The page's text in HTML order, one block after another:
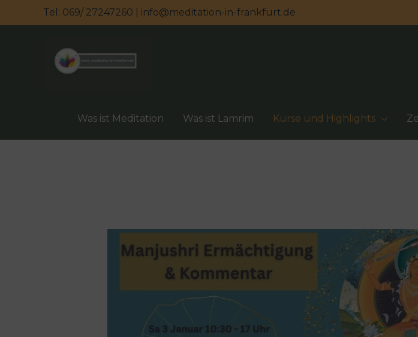
Tel: 069/ 27247260 | info@meditation-in-frankfurt.de
Was ist Meditation Was ist Lamrim Kurse und Highlights